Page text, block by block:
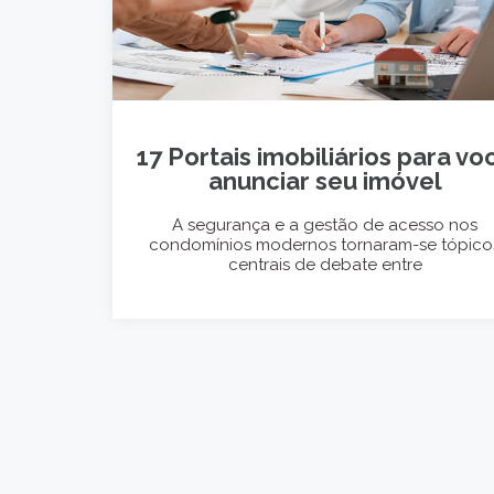
17 Portais imobiliários para
anunciar seu imóvel
A segurança e a gestão de acesso nos
condomínios modernos tornaram-se
centrais de debate entre